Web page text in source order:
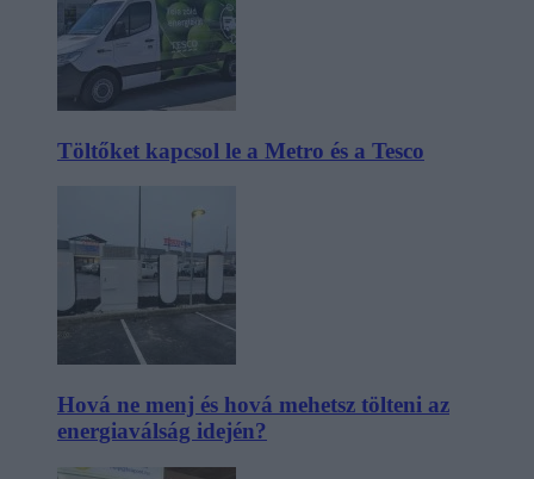
Töltőket kapcsol le a Metro és a Tesco
Hová ne menj és hová mehetsz tölteni az
energiaválság idején?